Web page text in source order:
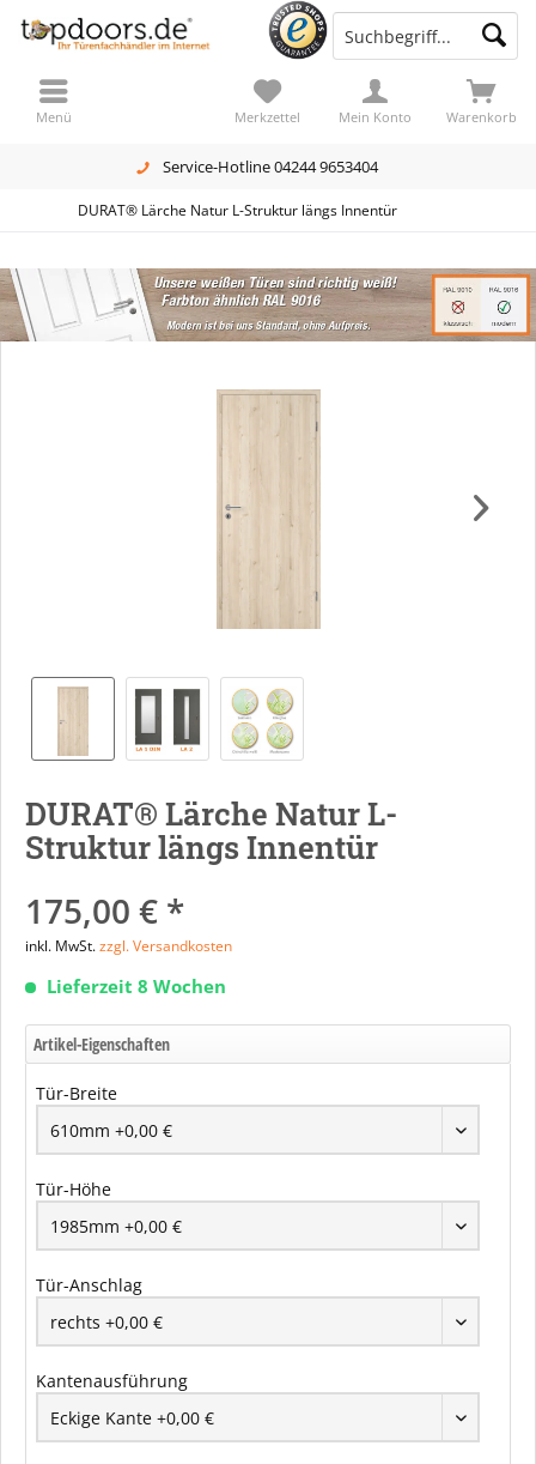
Service-Hotline 04244 9653404
Warenkorb
Merkzettel Mein Konto
Menü
DURAT® Lärche Natur L-Struktur längs Innentür
DURAT® Lärche Natur L-
Struktur längs Innentür
175,00 € *
inkl. MwSt.zzgl. Versandkosten
Lieferzeit 8 Wochen
Artikel-Eigenschaften
Tür-Breite
Tür-Höhe
Tür-Anschlag
Kantenausführung